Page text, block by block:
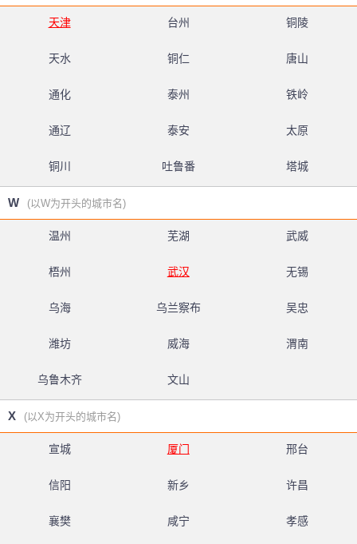
天津 台州 铜陵
天水 铜仁 唐山
通化 泰州 铁岭
通辽 泰安 太原
铜川 吐鲁番 塔城
W (以W为开头的城市名)
温州 芜湖 武威
梧州 武汉 无锡
乌海 乌兰察布 吴忠
潍坊 威海 渭南
乌鲁木齐 文山
X (以X为开头的城市名)
宣城 厦门 邢台
信阳 新乡 许昌
襄樊 咸宁 孝感